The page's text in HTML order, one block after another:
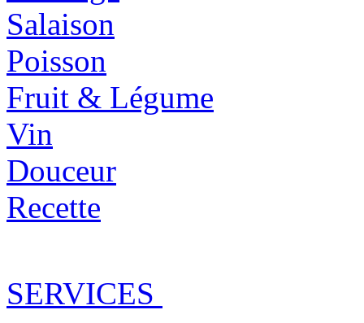
Salaison
Poisson
Fruit & Légume
Vin
Douceur
Recette
SERVICES